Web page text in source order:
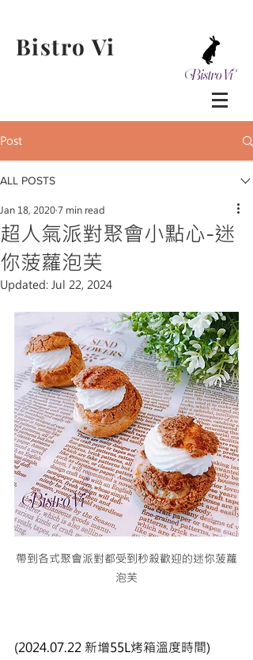
Bistro Vi
Post
ALL POSTS
超人氣派對聚會小點心-迷
你菠蘿泡芙
Jan 18, 20207 min read
Updated: Jul 22, 2024
帶到各式聚會派對都受到秒殺歡迎的迷你菠蘿
泡芙
(2024.07.22 新增55L烤箱溫度時間)